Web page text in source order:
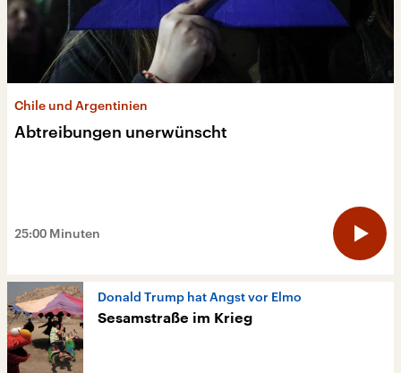
87:09 Minuten
Lehrer und Influencer
Herr Reff ist im Klassenzimmer auf
36:16 Minuten
Chile und Argentinien
Abtreibungen unerwünscht
25:00 Minuten
Donald Trump hat Angst vor Elmo
Sesamstraße im Krieg